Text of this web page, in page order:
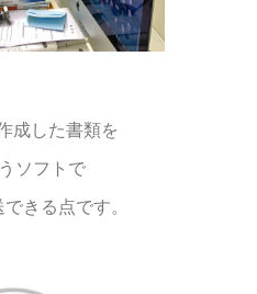
成した書類を
ソフトで
きる点です。